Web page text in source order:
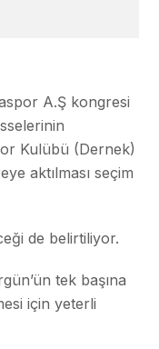
A.Ş kongresi
Kulübü (Dernek)
aktılması seçim
de belirtiliyor.
tek başına
için yeterli